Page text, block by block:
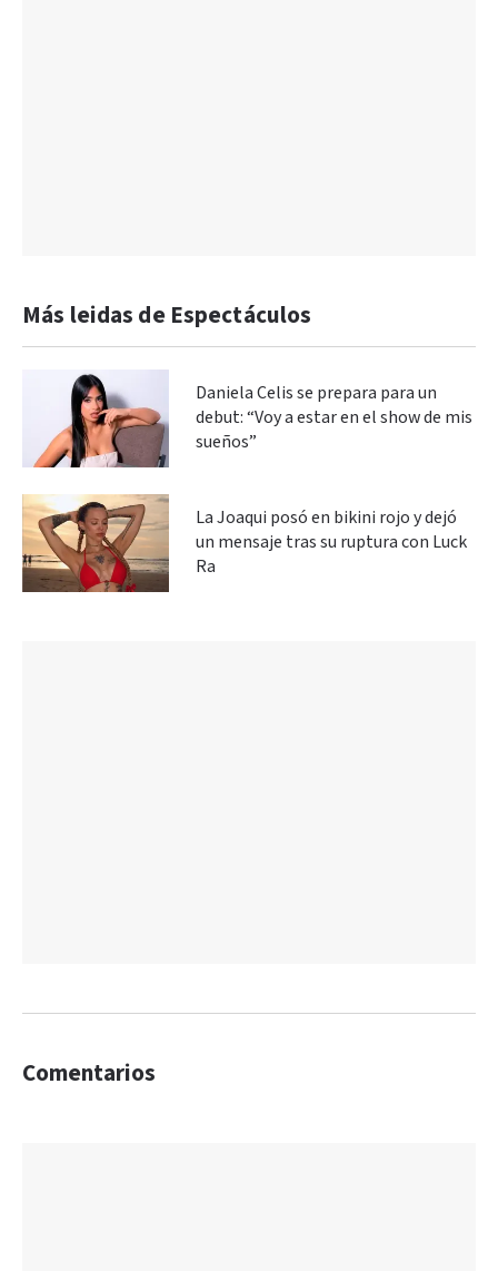
Más leidas de Espectáculos
Daniela Celis se prepara para un
debut: “Voy a estar en el show de mis
sueños”
La Joaqui posó en bikini rojo y dejó
un mensaje tras su ruptura con Luck
Ra
Comentarios